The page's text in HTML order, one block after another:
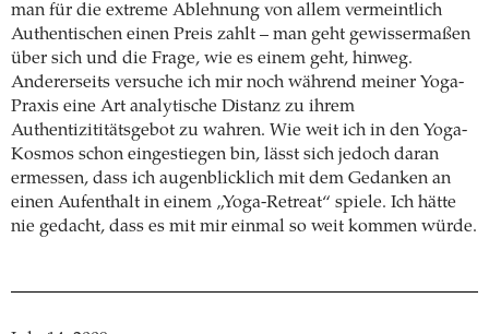
man für die extreme Ablehnung von allem vermeintlich
Authentischen einen Preis zahlt – man geht gewissermaßen
über sich und die Frage, wie es einem geht, hinweg.
Andererseits versuche ich mir noch während meiner Yoga-
Praxis eine Art analytische Distanz zu ihrem
Authentizititätsgebot zu wahren. Wie weit ich in den Yoga-
Kosmos schon eingestiegen bin, lässt sich jedoch daran
ermessen, dass ich augenblicklich mit dem Gedanken an
einen Aufenthalt in einem „Yoga-Retreat“ spiele. Ich hätte
nie gedacht, dass es mit mir einmal so weit kommen würde.